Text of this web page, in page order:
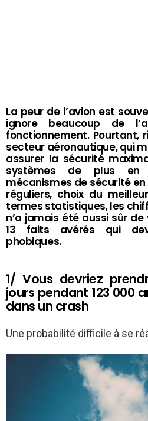
La peur de l’avion est
ignore beaucoup de
fonctionnement. Pourtant,
secteur aéronautique, qui
assurer la sécurité
systèmes de plus en
mécanismes de sécurité
réguliers, choix du
termes statistiques, les
n’a jamais été aussi sûr de
13 faits avérés qui
phobiques.
1/ Vous devriez
jours pendant 123 000
dans un crash
Une probabilité difficile à se